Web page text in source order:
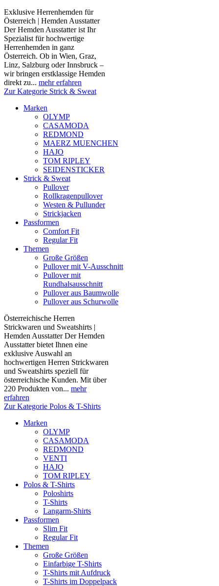
Exklusive Herrenhemden für
Österreich | Hemden Ausstatter
Der Hemden Ausstatter ist Ihr
Spezialist für hochwertige
Herrenhemden in ganz
Österreich. Ob in Wien, Graz,
Linz, Salzburg oder Innsbruck –
wir bringen erstklassige Hemden
direkt zu... mehr erfahren
Zur Kategorie Strick & Sweat
Marken
OLYMP
CASAMODA
REDMOND
MAERZ MUENCHEN
HAJO
TOM RIPLEY
SEIDENSTICKER
Strick & Sweat
Pullover
Rollkragenpullover
Westen & Pullunder
Strickjacken
Passformen
Comfort Fit
Regular Fit
Themen
Große Größen
Pullover mit V-Ausschnitt
Pullover mit
Rundhalsausschnitt
Pullover aus Baumwolle
Pullover aus Schurwolle
Österreichische Herren
Strickwaren und Sweatshirts |
Hemden Ausstatter Der Hemden
Ausstatter bietet Ihnen eine
exklusive Auswahl an
hochwertigen Herren Strickwaren
und Sweatshirts speziell für
österreichische Kunden. Mit über
220 Produkten von... mehr
erfahren
Zur Kategorie Polos & T-Shirts
Marken
OLYMP
CASAMODA
REDMOND
VENTI
HAJO
TOM RIPLEY
Polos & T-Shirts
Poloshirts
T-Shirts
Langarm-Shirts
Passformen
Slim Fit
Regular Fit
Themen
Große Größen
Einfarbige T-Shirts
T-Shirts mit Aufdruck
T-Shirts im Doppelpack